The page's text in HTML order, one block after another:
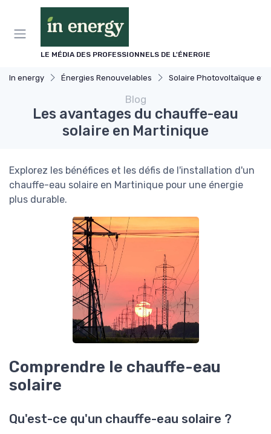
LE MÉDIA DES PROFESSIONNELS DE L'ÉNERGIE
In energy Énergies Renouvelables Solaire Photovoltaïque et Thermique
Blog
Les avantages du chauffe-eau
solaire en Martinique
Explorez les bénéfices et les défis de l'installation d'un
chauffe-eau solaire en Martinique pour une énergie
plus durable.
Comprendre le chauffe-eau
solaire
Qu'est-ce qu'un chauffe-eau solaire ?
Panneau de gestion des cookies